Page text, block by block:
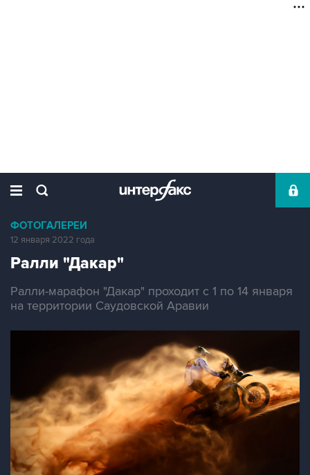
ФОТОГАЛЕРЕИ
12 января 2022 года
Ралли "Дакар"
Ралли-марафон "Дакар" проходит с 1 по 14 января
на территории Саудовской Аравии